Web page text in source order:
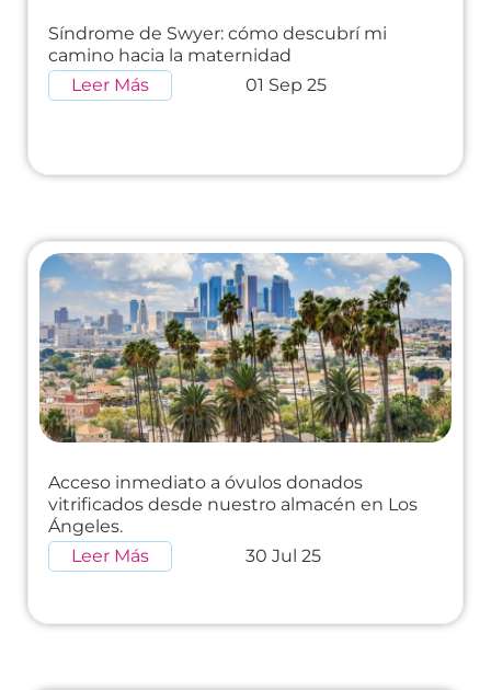
Síndrome de Swyer: cómo descubrí mi
camino hacia la maternidad
Leer Más
01 Sep 25
Acceso inmediato a óvulos donados
vitrificados desde nuestro almacén en Los
Ángeles.
Leer Más
30 Jul 25